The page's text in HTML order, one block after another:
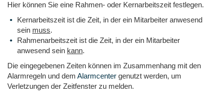
Hier können Sie eine Rahmen- oder Kernarbeitszeit festlegen.
Kernarbeitszeit ist die Zeit, in der ein Mitarbeiter anwesend
sein muss.
Rahmenarbeitszeit ist die Zeit, in der ein Mitarbeiter
anwesend sein kann.
Die eingegebenen Zeiten können im Zusammenhang mit den
Alarmregeln und dem Alarmcenter genutzt werden, um
Verletzungen der Zeitfenster zu melden.